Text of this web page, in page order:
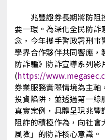
兆豐證券長期將防
要一環。為深化全民防詐
念，今年攜手警政署刑
學界合作夥伴共同響應，
防詐騙》防詐宣導系列影
(https://
券業服務實際情境為主
投資陷阱，並透過第一
真實案例，具體呈現兆豐
阻詐的積極作為，向社
風險」的防詐核心意識。